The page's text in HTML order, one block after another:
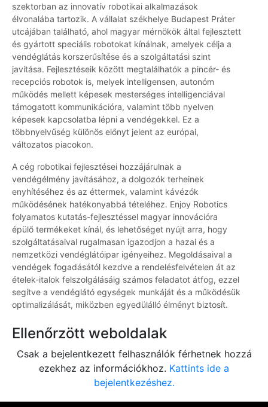
szektorban az innovatív robotikai alkalmazások
élvonalába tartozik. A vállalat székhelye Budapest Práter
utcájában található, ahol magyar mérnökök által fejlesztett
és gyártott speciális robotokat kínálnak, amelyek célja a
vendéglátás korszerűsítése és a szolgáltatási szint
javítása. Fejlesztéseik között megtalálhatók a pincér- és
recepciós robotok is, melyek intelligensen, autonóm
működés mellett képesek mesterséges intelligenciával
támogatott kommunikációra, valamint több nyelven
képesek kapcsolatba lépni a vendégekkel. Ez a
többnyelvűség különös előnyt jelent az európai,
változatos piacokon.
A cég robotikai fejlesztései hozzájárulnak a
vendégélmény javításához, a dolgozók terheinek
enyhítéséhez és az éttermek, valamint kávézók
működésének hatékonyabbá tételéhez. Enjoy Robotics
folyamatos kutatás-fejlesztéssel magyar innovációra
épülő termékeket kínál, és lehetőséget nyújt arra, hogy
szolgáltatásaival rugalmasan igazodjon a hazai és a
nemzetközi vendéglátóipar igényeihez. Megoldásaival a
vendégek fogadásától kezdve a rendelésfelvételen át az
ételek-italok felszolgálásáig számos feladatot átfog, ezzel
segítve a vendéglátó egységek munkáját és a működésük
optimalizálását, miközben egyedülálló élményt biztosít.
Ellenőrzött weboldalak
Csak a bejelentkezett felhasználók férhetnek hozzá
ezekhez az információkhoz. Kattints ide a
bejelentkezéshez.